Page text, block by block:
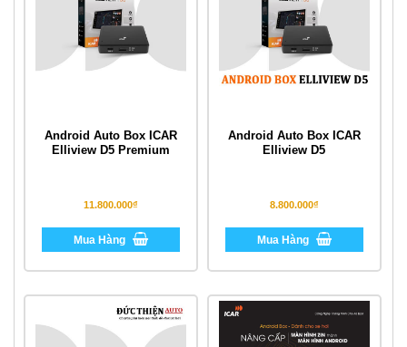
Android Auto Box ICAR
Elliview D5 Premium
11.800.000₫
Mua Hàng
Android Auto Box ICAR
Elliview D5
8.800.000₫
Mua Hàng